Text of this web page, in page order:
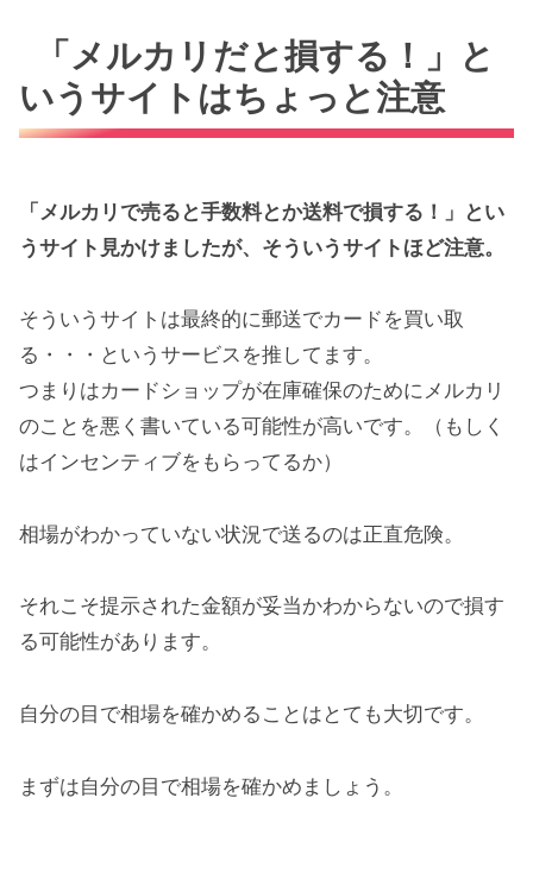
「メルカリだと損する！」と
いうサイトはちょっと注意
「メルカリで売ると手数料とか送料で損する！」とい
うサイト見かけましたが、そういうサイトほど注意。
そういうサイトは最終的に郵送でカードを買い取
る・・・というサービスを推してます。
つまりはカードショップが在庫確保のためにメルカリ
のことを悪く書いている可能性が高いです。（もしく
はインセンティブをもらってるか）
相場がわかっていない状況で送るのは正直危険。
それこそ提示された金額が妥当かわからないので損す
る可能性があります。
自分の目で相場を確かめることはとても大切です。
まずは自分の目で相場を確かめましょう。